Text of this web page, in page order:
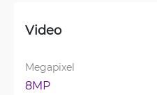
Video
Megapixel
8MP